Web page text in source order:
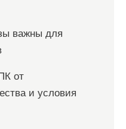
важны для
от
и условия